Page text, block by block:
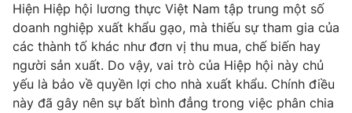
Hiện Hiệp hội lương thực Việt Nam tập trung một số
doanh nghiệp xuất khẩu gạo, mà thiếu sự tham gia của
các thành tố khác như đơn vị thu mua, chế biến hay
người sản xuất. Do vậy, vai trò của Hiệp hội này chủ
yếu là bảo về quyền lợi cho nhà xuất khẩu. Chính điều
này đã gây nên sự bất bình đẳng trong việc phân chia